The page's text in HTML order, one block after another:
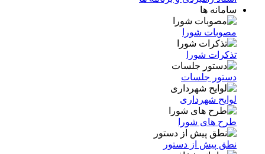
سامانه ها
مصوبات شورا
تذکرات شورا
دستور جلسات
لوایح شهرداری
طرح های شورا
نطق پیش از دستور